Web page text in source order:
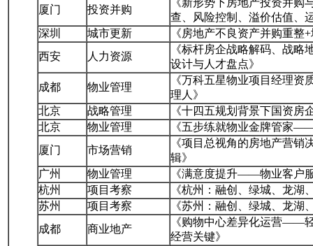
厦门
投资并购
《新形势下房地产投资并
查、风险控制、溢价估值、
深圳
城市更新
《房地产不良资产并购重整
西安
人力资源
《标杆房企战略解码、战
设计与人才盘点》
成都
物业管理
《万科五星物业项目经理资
理人》
北京
战略管理
《十四五规划背景下国资房
北京
物业管理
《五步练就物业金牌管家
厦门
市场营销
《项目总视角的房地产营
辑》
广州
物业管理
《满意度提升——物业客户
杭州
项目考察
《杭州：融创、绿城、龙湖
苏州
项目考察
《苏州：融创、绿城、龙湖
成都
商业地产
《购物中心差异化运营——
经营关键》